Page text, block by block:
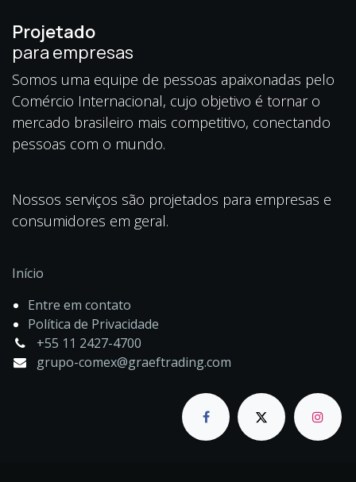
Projetado
para empresas
Somos uma equipe de pessoas apaixonadas pelo
Comércio Internacional, cujo objetivo é tornar o
mercado brasileiro mais competitivo, conectando
pessoas com o mundo.
Nossos serviços são projetados para empresas e
consumidores em geral.
Início
Entre em contato
Política de Privacidade
+55 11 2427-4700
grupo-comex@graeftrading.com